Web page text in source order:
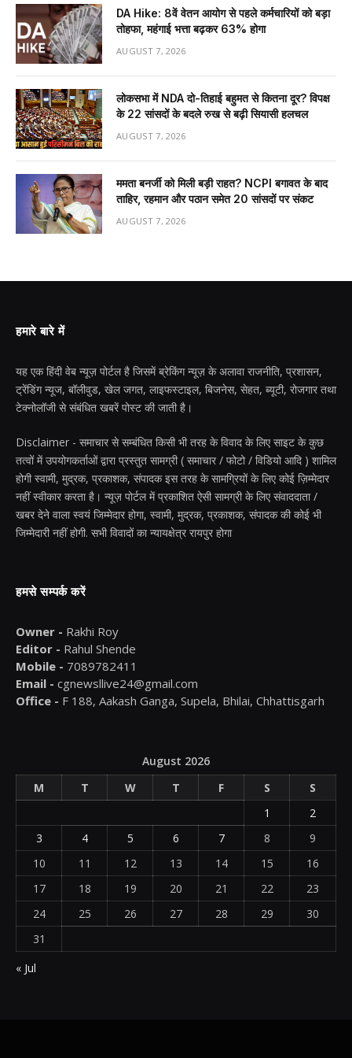
DA Hike: 8वें वेतन आयोग से पहले कर्मचारियों को बड़ा
तोहफा, महंगाई भत्ता बढ़कर 63% होगा
AUGUST 7, 2026
लोकसभा में NDA दो-तिहाई बहुमत से कितना दूर? विपक्ष
के 22 सांसदों के बदले रुख से बढ़ी सियासी हलचल
AUGUST 7, 2026
ममता बनर्जी को मिली बड़ी राहत? NCPI बगावत के बाद
ताहिर, रहमान और पठान समेत 20 सांसदों पर संकट
AUGUST 7, 2026
हमारे बारे में
यह एक हिंदी वेब न्यूज़ पोर्टल है जिसमें ब्रेकिंग न्यूज़ के अलावा राजनीति, प्रशासन,
ट्रेंडिंग न्यूज, बॉलीवुड, खेल जगत, लाइफस्टाइल, बिजनेस, सेहत, ब्यूटी, रोजगार तथा
टेक्नोलॉजी से संबंधित खबरें पोस्ट की जाती है।
Disclaimer - समाचार से सम्बंधित किसी भी तरह के विवाद के लिए साइट के कुछ
तत्वों में उपयोगकर्ताओं द्वारा प्रस्तुत सामग्री ( समाचार / फोटो / विडियो आदि ) शामिल
होगी स्वामी, मुद्रक, प्रकाशक, संपादक इस तरह के सामग्रियों के लिए कोई ज़िम्मेदार
नहीं स्वीकार करता है। न्यूज़ पोर्टल में प्रकाशित ऐसी सामग्री के लिए संवाददाता /
खबर देने वाला स्वयं जिम्मेदार होगा, स्वामी, मुद्रक, प्रकाशक, संपादक की कोई भी
जिम्मेदारी नहीं होगी. सभी विवादों का न्यायक्षेत्र रायपुर होगा
हमसे सम्पर्क करें
Owner - Rakhi Roy
Editor - Rahul Shende
Mobile - 7089782411
Email - cgnewsllive24@gmail.com
Office - F 188, Aakash Ganga, Supela, Bhilai, Chhattisgarh
August 2026
M
T W T F S
S
1
2
3
4 5 6 7 8
9
10
11 12 13 14 15
16
17
18 19 20 21 22
23
24
25 26 27 28 29
30
31
« Jul